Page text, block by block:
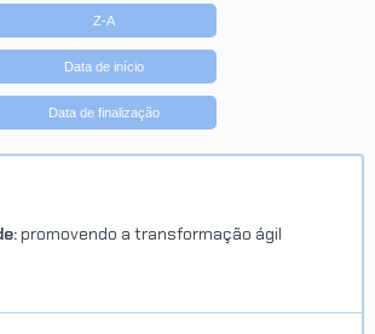
Z-A
Data de início
Data de finalização
promovendo a transformação ágil